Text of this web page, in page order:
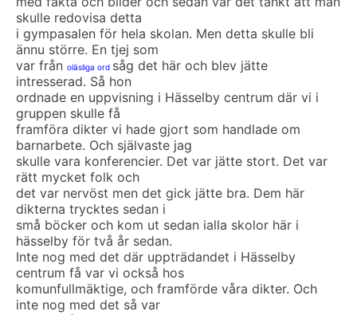
skulle redovisa detta
i gympasalen för hela skolan. Men detta skulle bli
ännu större. En tjej som
var från oläsliga ord såg det här och blev jätte
intresserad. Så hon
ordnade en uppvisning i Hässelby centrum där vi i
gruppen skulle få
framföra dikter vi hade gjort som handlade om
barnarbete. Och självaste jag
skulle vara konferencier. Det var jätte stort. Det var
rätt mycket folk och
det var nervöst men det gick jätte bra. Dem här
dikterna trycktes sedan i
små böcker och kom ut sedan ialla skolor här i
hässelby för två år sedan.
Inte nog med det där uppträdandet i Hässelby
centrum få var vi också hos
komunfullmäktige, och framförde våra dikter. Och
inte nog med det så var